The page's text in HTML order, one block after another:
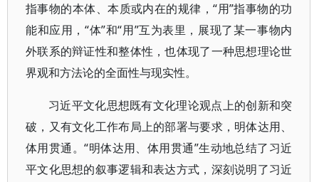
指事物的本体、本质或内在的规律，“用”指事物的功
能和应用，“体”和“用”互为表里，展现了某一事物内
外联系的辩证性和整体性，也体现了一种思想理论世
界观和方法论的全面性与现实性。
习近平文化思想既有文化理论观点上的创新和突
破，又有文化工作布局上的部署与要求，明体达用、
体用贯通。“明体达用、体用贯通”生动地总结了习近
平文化思想的叙事逻辑和表达方式，深刻说明了习近